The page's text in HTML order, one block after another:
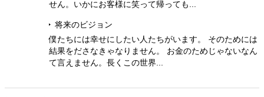
せん。いかにお客様に笑って帰っても...
将来のビジョン
僕たちには幸せにしたい人たちがいます。 そのためには
結果をださなきゃなりません。 お金のためじゃないなん
て言えません。長くこの世界...